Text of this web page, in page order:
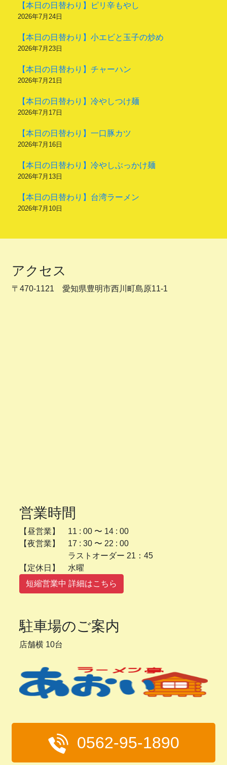
【本日の日替わり】ピリ辛もやし
2026年7月24日
【本日の日替わり】小エビと玉子の炒め
2026年7月23日
【本日の日替わり】チャーハン
2026年7月21日
【本日の日替わり】冷やしつけ麺
2026年7月17日
【本日の日替わり】一口豚カツ
2026年7月16日
【本日の日替わり】冷やしぶっかけ麺
2026年7月13日
【本日の日替わり】台湾ラーメン
2026年7月10日
アクセス
〒470-1121 愛知県豊明市西川町島原11-1
営業時間
【昼営業】 11 : 00 〜 14 : 00
【夜営業】 17 : 30 〜 22 : 00
ラストオーダー 21：45
【定休日】 水曜
短縮営業中 詳細はこちら
駐車場のご案内
店舗横 10台
0562-95-1890